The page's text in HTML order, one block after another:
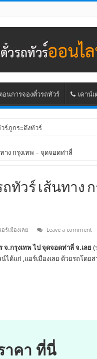
นการจองตั๋วรถทัวร์ เคาน์
ร์ภูกระดึงทัวร์
ง กรุงเทพ – จุดจอดท่าลี่
วร์ เส้นทาง ก
อร์เมืองเลย Leave a comment
จ.กรุงเทพ ไป จุดจอดท่าลี่ จ.เลย (
ด้แก่ ,แอร์เมืองเลย ด้วยรถโดยส
าคา ที่นี่